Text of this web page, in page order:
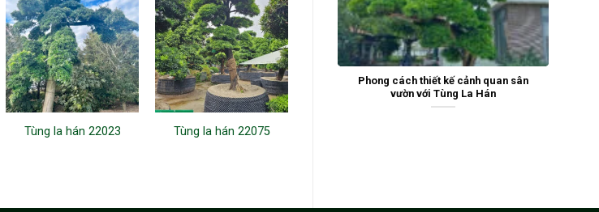
Phong cách thiết kế cảnh quan sân
vườn với Tùng La Hán
Tùng la hán 22023 Tùng la hán 22075